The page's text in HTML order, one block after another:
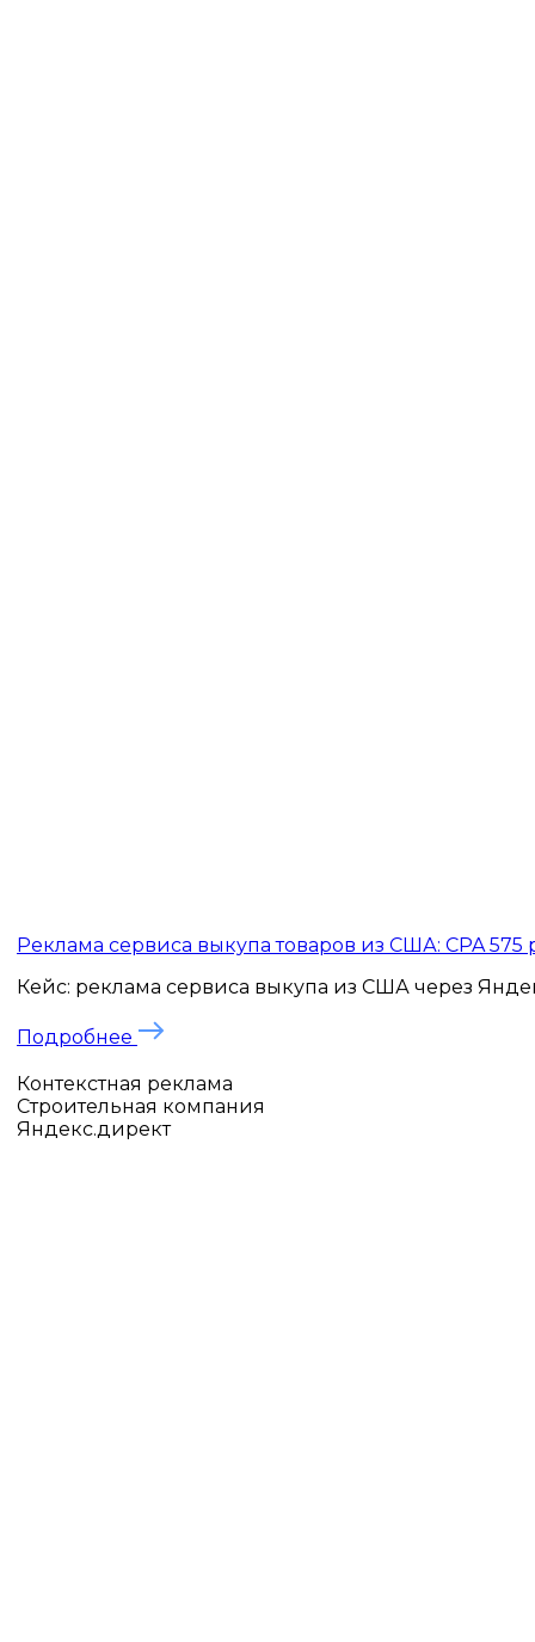
Реклама сервиса выкупа товаров из США: CPA
Кейс: реклама сервиса выкупа из США через
Подробнее
Контекстная реклама
Строительная компания
Яндекс.директ